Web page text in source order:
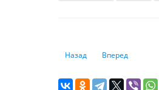
Предыдущий: Повышение
Назад Следующий: Не
Вперед